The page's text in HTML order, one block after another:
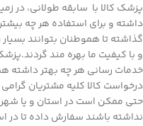
پزشک کالا با سابقه طولانی، در
داشته و برای استفاده هر چه
گذاشته تا هموطنان بتوانند
خدمات رسانی هر چه بهتر داشته
درخواست کالا کلیه مشتریان
حتی ممکن است در استان و یا شهر
نداشته باشند سفارش داده تا در